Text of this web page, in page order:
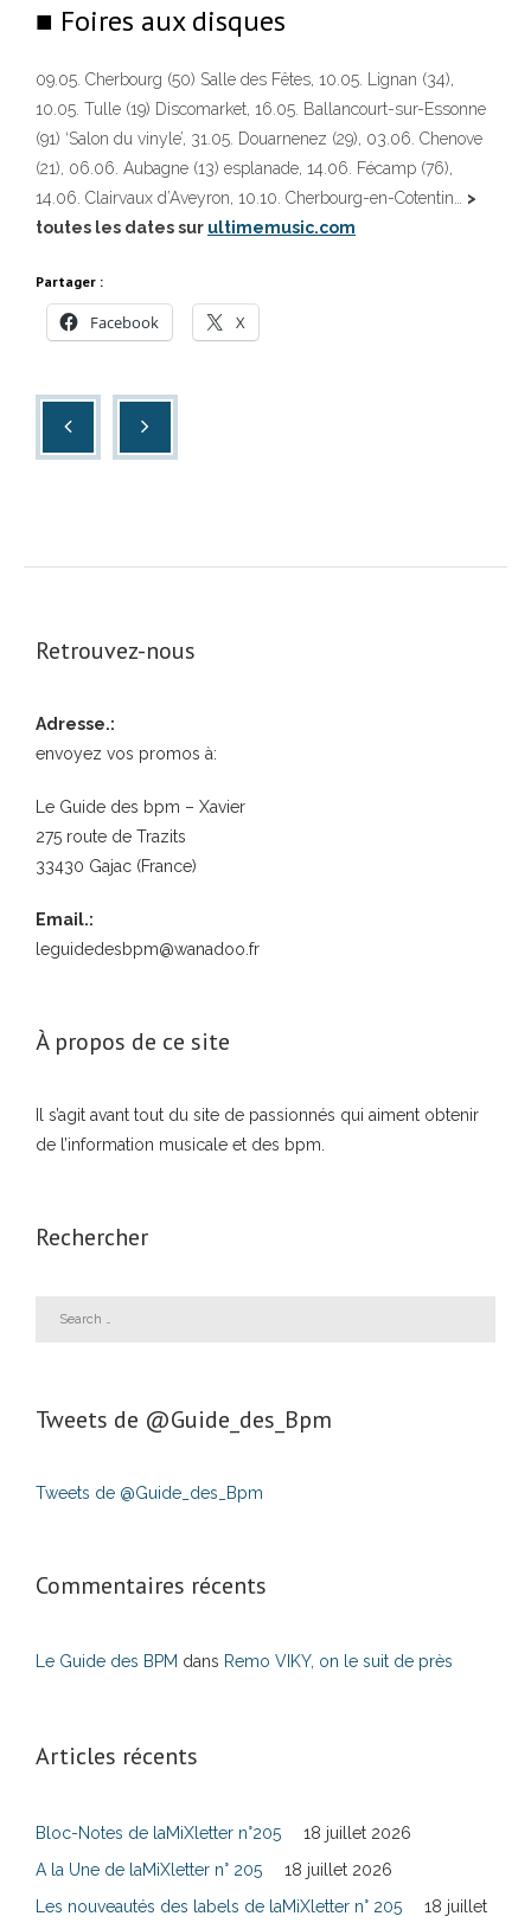
■ Foires aux disques
09.05. Cherbourg (50) Salle des Fêtes, 10.05. Lignan (34),
10.05. Tulle (19) Discomarket, 16.05. Ballancourt-sur-Essonne
(91) ‘Salon du vinyle’, 31.05. Douarnenez (29), 03.06. Chenove
(21), 06.06. Aubagne (13) esplanade, 14.06. Fécamp (76),
14.06. Clairvaux d’Aveyron, 10.10. Cherbourg-en-Cotentin… >
toutes les dates sur ultimemusic.com
Partager :
Facebook X
Retrouvez-nous
Adresse.:
envoyez vos promos à:
Le Guide des bpm – Xavier
275 route de Trazits
33430 Gajac (France)
Email.:
leguidedesbpm@wanadoo.fr
À propos de ce site
Il s’agit avant tout du site de passionnés qui aiment obtenir
de l’information musicale et des bpm.
Rechercher
Tweets de ‎@Guide_des_Bpm
Tweets de @Guide_des_Bpm
Commentaires récents
Le Guide des BPM dans Remo VIKY, on le suit de près
Articles récents
Bloc-Notes de laMiXletter n°205
18 juillet 2026
A la Une de laMiXletter n° 205
18 juillet 2026
Les nouveautés des labels de laMiXletter n° 205
18 juillet